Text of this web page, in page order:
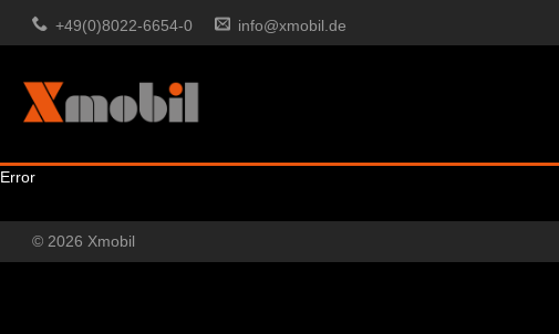
+49(0)8022-6654-0 info@xmobil.de
Error
© 2026 Xmobil